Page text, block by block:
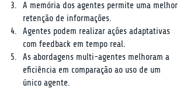
A memória dos agentes permite uma melhor
retenção de informações.
Agentes podem realizar ações adaptativas
com feedback em tempo real.
As abordagens multi-agentes melhoram a
eficiência em comparação ao uso de um
único agente.